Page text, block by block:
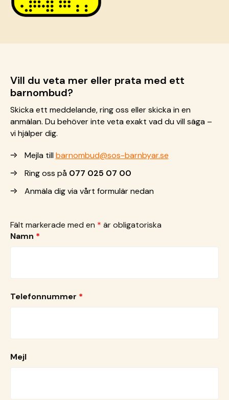
Vill du veta mer eller prata med ett
barnombud?
Skicka ett meddelande, ring oss eller skicka in en
anmälan. Du behöver inte veta exakt vad du vill säga –
vi hjälper dig.
Mejla tillbarnombud@sos-barnbyar.se
Ring oss på 077 025 07 00
Anmäla dig via vårt formulär nedan
Fält markerade med en * är obligatoriska
Namn *
Telefonnummer *
Mejl